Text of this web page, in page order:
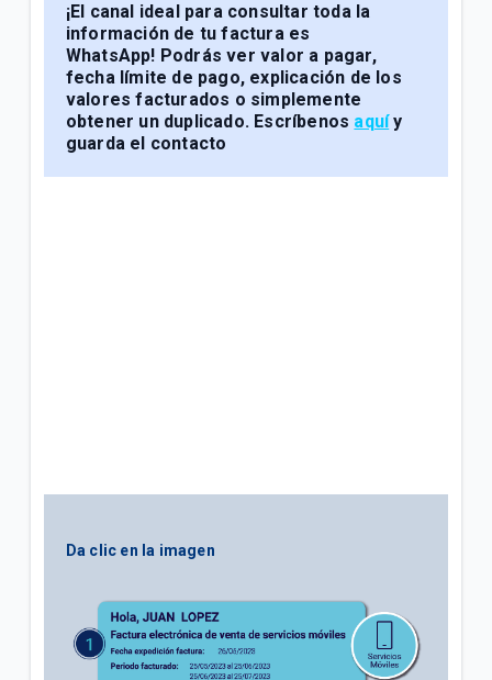
Conoce los paquetes Full Tigo + Plus | General
¿Tu servicio cambió? Actualiza tu plan en Mi Tigo |
General
Conoce tu factura Tigo | General
¡El canal ideal para consultar toda la
información de tu factura es
WhatsApp! Podrás ver valor a pagar,
fecha límite de pago, explicación de los
valores facturados o simplemente
obtener un duplicado. Escríbenos aquí y
guarda el contacto
Da clic en la imagen